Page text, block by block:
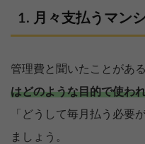
月々支払うマン
管理費と聞いたことがあ
はどのような目的で使わ
「どうして毎月払う必要
ましょう。